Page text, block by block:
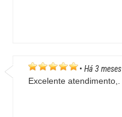
• Há 3 meses
Excelente atendimento,.